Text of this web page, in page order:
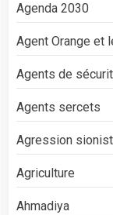
Agenda 2030
Agent Orange et
Agents de
Agents sercets
Agression
Agriculture
Ahmadiya